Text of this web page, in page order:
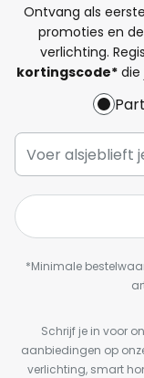
Ontvang als
promoties en
verlichting.
kortingscode*die
*Minimale
Schrijf je in voor
aanbiedingen op
verlichting, smart